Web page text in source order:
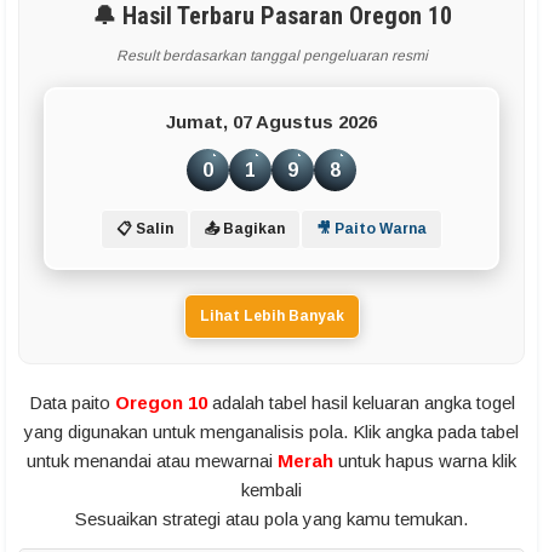
🔔 Hasil Terbaru Pasaran Oregon 10
Result berdasarkan tanggal pengeluaran resmi
Jumat, 07 Agustus 2026
0 1 9 8
📋 Salin 📤 Bagikan 🎥 Paito Warna
Lihat Lebih Banyak
Data paito Oregon 10adalah tabel hasil keluaran angka togel
yang digunakan untuk menganalisis pola. Klik angka pada tabel
untuk menandai atau mewarnai Merah untuk hapus warna klik
kembali
Sesuaikan strategi atau pola yang kamu temukan.